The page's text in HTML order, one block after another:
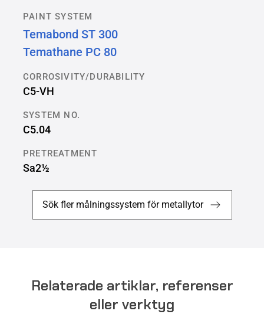
PAINT SYSTEM
Temabond ST 300
Temathane PC 80
CORROSIVITY/DURABILITY
C5-VH
SYSTEM NO.
C5.04
PRETREATMENT
Sa2½
Sök fler målningssystem för metallytor
Relaterade artiklar, referenser
eller verktyg